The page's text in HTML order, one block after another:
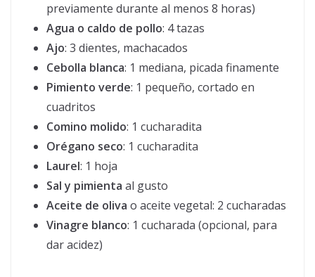
previamente durante al menos 8 horas)
Agua o caldo de pollo: 4 tazas
Ajo: 3 dientes, machacados
Cebolla blanca: 1 mediana, picada finamente
Pimiento verde: 1 pequeño, cortado en
cuadritos
Comino molido: 1 cucharadita
Orégano seco: 1 cucharadita
Laurel: 1 hoja
Sal y pimienta al gusto
Aceite de oliva o aceite vegetal: 2 cucharadas
Vinagre blanco: 1 cucharada (opcional, para
dar acidez)